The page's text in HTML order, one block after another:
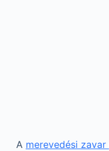
A merevedési zavar